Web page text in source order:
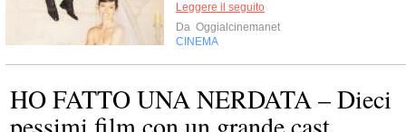
Leggere il seguito
Da Oggialcinemanet
CINEMA
HO FATTO UNA NERDATA – Dieci